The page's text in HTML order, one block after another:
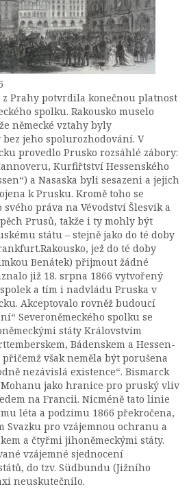
Prahy potvrdila konečnou platnost
spolku. Rakousko muselo
německé vztahy byly
jeho spolurozhodování. V
provedlo Prusko rozsáhlé zábory:
Kurfiřtství Hessenského
a Nasaska byli sesazeni a jejich
k Prusku. Kromě toho se
svého práva na Vévodství Šlesvik a
Prusů, takže i ty mohly být
státu – stejně jako do té doby
jež do té doby
Benátek) přijmout žádné
již 18. srpna 1866 vytvořený
a tím i nadvládu Pruska v
Akceptovalo rovněž budoucí
Severoněmeckého spolku se
státy Královstvím
Bádenskem a Hessen-
však neměla být porušena
nezávislá existence“. Bismarck
jako hranice pro pruský vliv
na Francii. Nicméně tato linie
léta a podzimu 1866 překročena,
Svazku pro vzájemnou ochranu a
a čtyřmi jihoněmeckými státy.
vzájemné sjednocení
do tzv. Südbundu (Jižního
neuskutečnilo.